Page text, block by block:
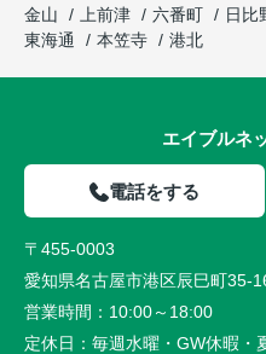
金山
上前津 六番町 日比
東海通
本笠寺 港北
エイブルネ
電話をする
〒455-0003
愛知県名古屋市港区辰巳町35-
営業時間： 10:00～18:00
定休日： 毎週水曜・GW休暇・